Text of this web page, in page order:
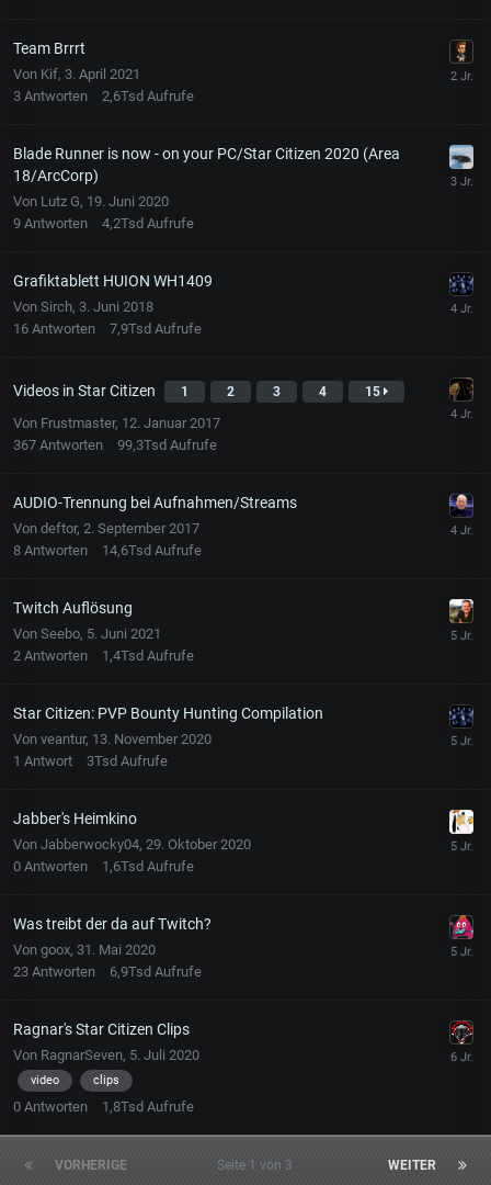
Team Brrrt
Von Kif, 3. April 2021
3 Antworten 2,6Tsd Aufrufe
Blade Runner is now - on your PC/Star Citizen 2020 (Area
18/ArcCorp)
Von Lutz G, 19. Juni 2020
9 Antworten 4,2Tsd Aufrufe
Grafiktablett HUION WH1409
Von Sirch, 3. Juni 2018
16 Antworten 7,9Tsd Aufrufe
Videos in Star Citizen 1 2 3 4 15
Von Frustmaster, 12. Januar 2017
367 Antworten 99,3Tsd Aufrufe
AUDIO-Trennung bei Aufnahmen/Streams
Von deftor, 2. September 2017
8 Antworten 14,6Tsd Aufrufe
Twitch Auflösung
Von Seebo, 5. Juni 2021
2 Antworten 1,4Tsd Aufrufe
Star Citizen: PVP Bounty Hunting Compilation
Von veantur, 13. November 2020
1 Antwort 3Tsd Aufrufe
Jabber's Heimkino
Von Jabberwocky04, 29. Oktober 2020
0 Antworten 1,6Tsd Aufrufe
Was treibt der da auf Twitch?
Von goox, 31. Mai 2020
23 Antworten 6,9Tsd Aufrufe
Ragnar's Star Citizen Clips
Von RagnarSeven, 5. Juli 2020
video clips
0 Antworten 1,8Tsd Aufrufe
VORHERIGE WEITER
Seite 1 von 3